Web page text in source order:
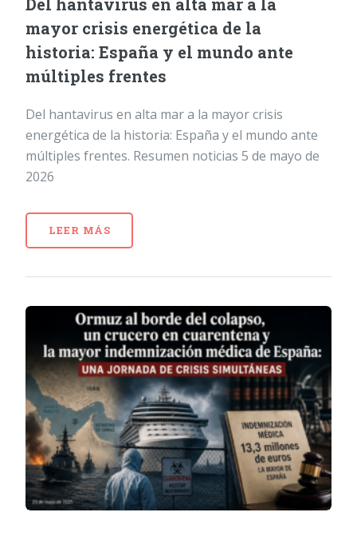
mayor crisis energética de la
historia: España y el mundo ante
múltiples frentes
Del hantavirus en alta mar a la mayor crisis
energética de la historia: España y el mundo ante
múltiples frentes. Resumen noticias 5 de mayo de
2026
LEER MÁS